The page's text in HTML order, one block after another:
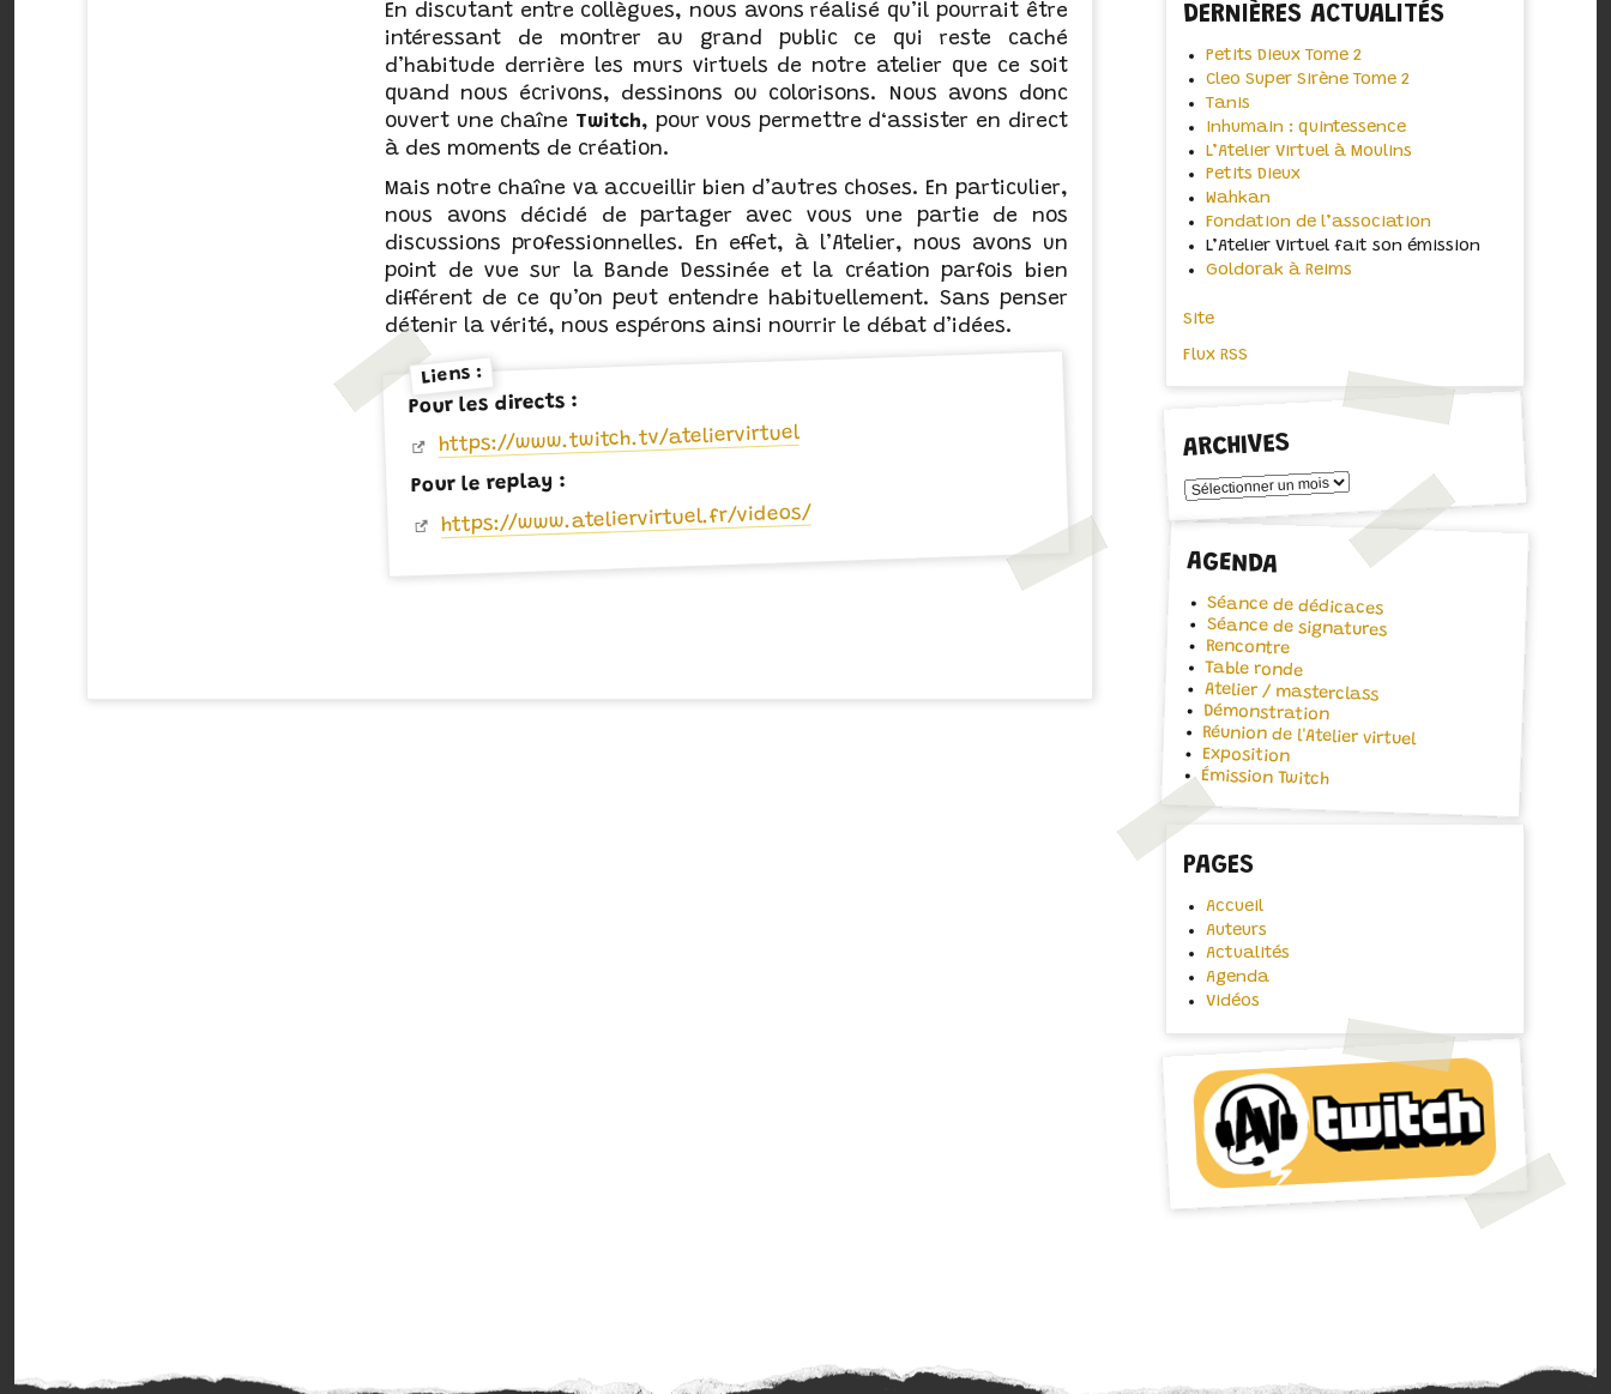
En discutant entre collègues, nous avons réalisé qu’il pourrait être
intéressant de montrer au grand public ce qui reste caché
d’habitude derrière les murs virtuels de notre atelier que ce soit
quand nous écrivons, dessinons ou colorisons. Nous avons donc
ouvert une chaîne Twitch, pour vous permettre d‘assister en direct
à des moments de création.
Mais notre chaîne va accueillir bien d’autres choses. En particulier,
nous avons décidé de partager avec vous une partie de nos
discussions professionnelles. En effet, à l’Atelier, nous avons un
point de vue sur la Bande Dessinée et la création parfois bien
différent de ce qu’on peut entendre habituellement. Sans penser
détenir la vérité, nous espérons ainsi nourrir le débat d’idées.
Liens :
Pour les directs :
https://www.twitch.tv/ateliervirtuel
Pour le replay :
https://www.ateliervirtuel.fr/videos/
DERNIÈRES ACTUALITÉS
Petits Dieux Tome 2
Cleo Super Sirène Tome 2
Tanis
Inhumain : quintessence
L’Atelier Virtuel à Moulins
Petits Dieux
Wahkan
Fondation de l’association
L’Atelier Virtuel fait son émission
Goldorak à Reims
Site
Flux RSS
ARCHIVES
Archives
AGENDA
Séance de dédicaces
Séance de signatures
Rencontre
Table ronde
Atelier / masterclass
Démonstration
Réunion de l'Atelier virtuel
Exposition
Émission Twitch
PAGES
Accueil
Auteurs
Actualités
Agenda
Vidéos